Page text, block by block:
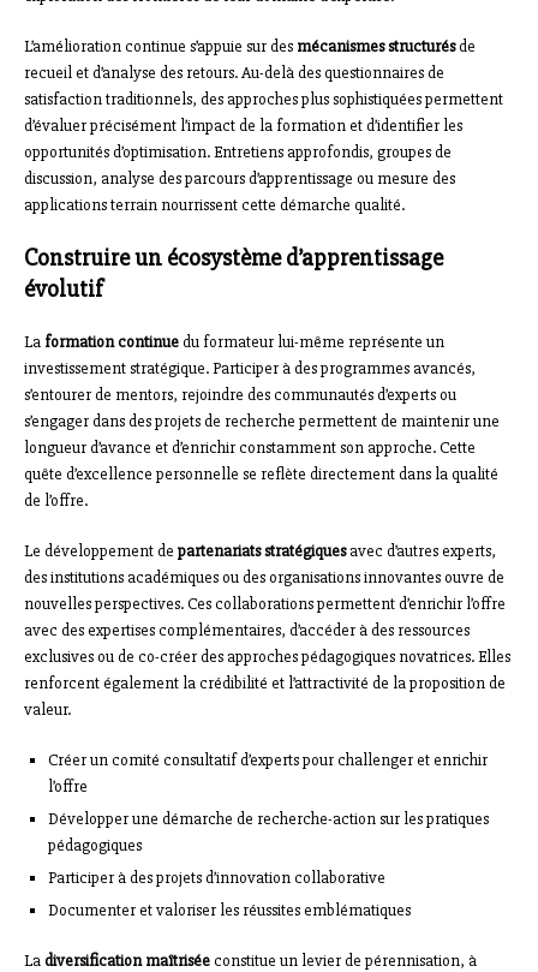
L’amélioration continue s’appuie sur des mécanismes structurésde
recueil et d’analyse des retours. Au-delà des questionnaires de
satisfaction traditionnels, des approches plus sophistiquées permettent
d’évaluer précisément l’impact de la formation et d’identifier les
opportunités d’optimisation. Entretiens approfondis, groupes de
discussion, analyse des parcours d’apprentissage ou mesure des
applications terrain nourrissent cette démarche qualité.
Construire un écosystème d’apprentissage
évolutif
La formation continuedu formateur lui-même représente un
investissement stratégique. Participer à des programmes avancés,
s’entourer de mentors, rejoindre des communautés d’experts ou
s’engager dans des projets de recherche permettent de maintenir une
longueur d’avance et d’enrichir constamment son approche. Cette
quête d’excellence personnelle se reflète directement dans la qualité
de l’offre.
Le développement de partenariats stratégiquesavec d’autres experts,
des institutions académiques ou des organisations innovantes ouvre de
nouvelles perspectives. Ces collaborations permettent d’enrichir l’offre
avec des expertises complémentaires, d’accéder à des ressources
exclusives ou de co-créer des approches pédagogiques novatrices. Elles
renforcent également la crédibilité et l’attractivité de la proposition de
valeur.
Créer un comité consultatif d’experts pour challenger et enrichir
l’offre
Développer une démarche de recherche-action sur les pratiques
pédagogiques
Participer à des projets d’innovation collaborative
Documenter et valoriser les réussites emblématiques
Ladiversification maîtriséeconstitue un levier de pérennisation, à